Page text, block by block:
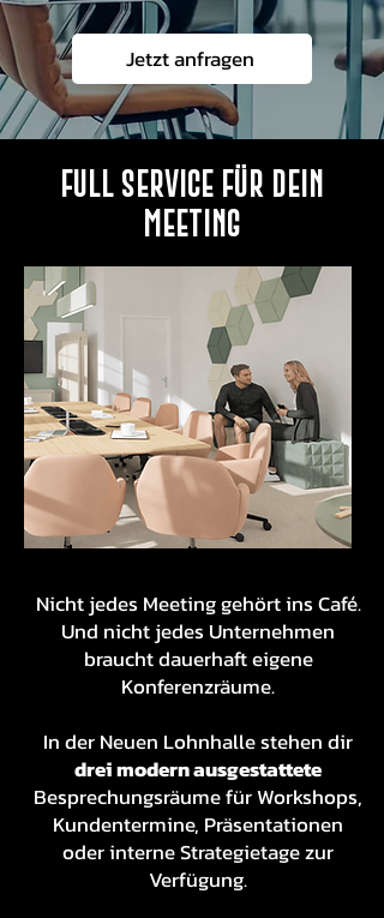
Jetzt anfragen
Full Service für dein
Meeting
Nicht jedes Meeting gehört ins Café.
Und nicht jedes Unternehmen
braucht dauerhaft eigene
Konferenzräume.
In der Neuen Lohnhalle stehen dir
drei modern ausgestattete
Besprechungsräume für Workshops,
Kundentermine, Präsentationen
oder interne Strategietage zur
Verfügung.